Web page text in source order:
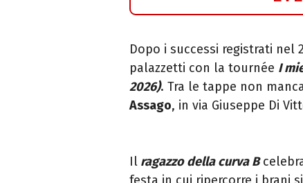
Dopo i successi registrati nel
palazzetti con la tournée I
2026). Tra le tappe non
Assago, in via Giuseppe Di
Il ragazzo della curva B